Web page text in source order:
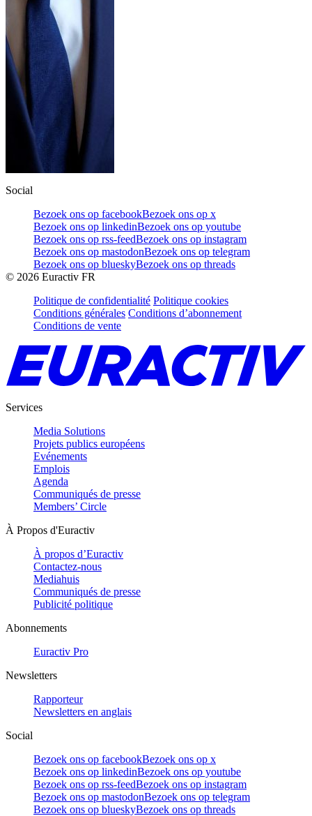
Social
Bezoek ons op facebookBezoek ons op x
Bezoek ons op linkedinBezoek ons op youtube
Bezoek ons op rss-feedBezoek ons op instagram
Bezoek ons op mastodonBezoek ons op telegram
Bezoek ons op blueskyBezoek ons op threads
© 2026 Euractiv FR
Politique de confidentialité Politique cookies
Conditions générales Conditions d’abonnement
Conditions de vente
Services
Media Solutions
Projets publics européens
Evénements
Emplois
Agenda
Communiqués de presse
Members’ Circle
À Propos d'Euractiv
À propos d’Euractiv
Contactez-nous
Mediahuis
Communiqués de presse
Publicité politique
Abonnements
Euractiv Pro
Newsletters
Rapporteur
Newsletters en anglais
Social
Bezoek ons op facebookBezoek ons op x
Bezoek ons op linkedinBezoek ons op youtube
Bezoek ons op rss-feedBezoek ons op instagram
Bezoek ons op mastodonBezoek ons op telegram
Bezoek ons op blueskyBezoek ons op threads